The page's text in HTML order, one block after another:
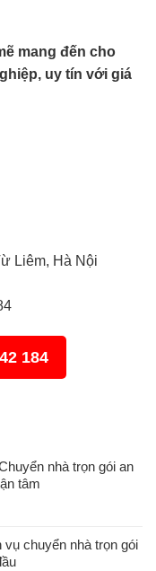
mang đến cho
uy tín với giá
Liêm, Hà Nội
184
nhà trọn gói an
tâm
chuyển nhà trọn gói